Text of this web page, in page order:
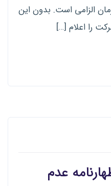
الزامی است. بدون این
را اعلام […]
عدم